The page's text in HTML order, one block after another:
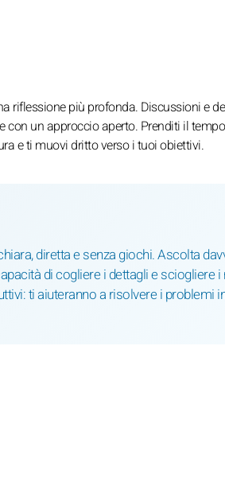
riflessione più profonda. Discussioni e
un approccio aperto. Prenditi il
e ti muovi dritto verso i tuoi obiettivi.
diretta e senza giochi. Ascolta
di cogliere i dettagli e sciogliere
ti aiuteranno a risolvere i problemi